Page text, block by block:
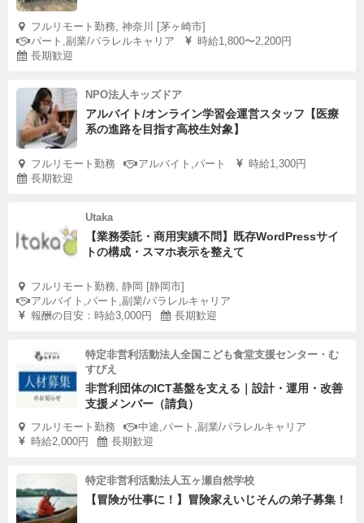
フルリモート勤務, 神奈川 [茅ヶ崎市]
パート,副業/パラレルキャリア
時給1,800〜2,200円
長期歓迎
NPO法人キッズドア
アルバイト/オンライン学習会運営スタッフ【医療
系の進路を目指す高校生対象】
フルリモート勤務 アルバイト,パート
時給1,300円
長期歓迎
Utaka
【業務委託・商用実績不問】既存WordPressサイ
トの構成・スマホ表示を整えて
フルリモート勤務, 静岡 [静岡市]
アルバイト,パート,副業/パラレルキャリア
報酬の目安：時給3,000円
長期歓迎
特定非営利活動法人全国こども食堂支援センター・む
すびえ
非営利団体のICT基盤を支える｜設計・運用・改善
支援メンバー（請負）
フルリモート勤務
中途,パート,副業/パラレルキャリア
時給2,000円
長期歓迎
特定非営利活動法人五ヶ瀬自然学校
【冒険が仕事に！】冒険家えいじそんの弟子募集！